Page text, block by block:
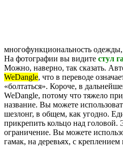
многофункциональность
На фотографии вы видите стул
Можно, наверно, так сказать.
WeDangle, что в переводе
«болтаться». Короче, в
WeDangle, потому что тяжело
название. Вы можете
шезлонг, в общем, как угодно.
прикрепить кольцо над головой.
ограничение. Вы можете
гамак, на деревьях, с